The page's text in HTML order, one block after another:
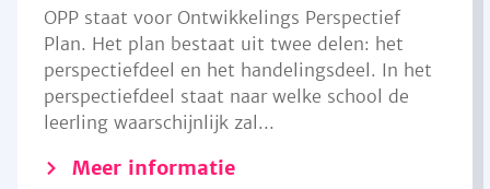
OPP staat voor Ontwikkelings Perspectief
Plan. Het plan bestaat uit twee delen: het
perspectiefdeel en het handelingsdeel. In het
perspectiefdeel staat naar welke school de
leerling waarschijnlijk zal...
Meer informatie